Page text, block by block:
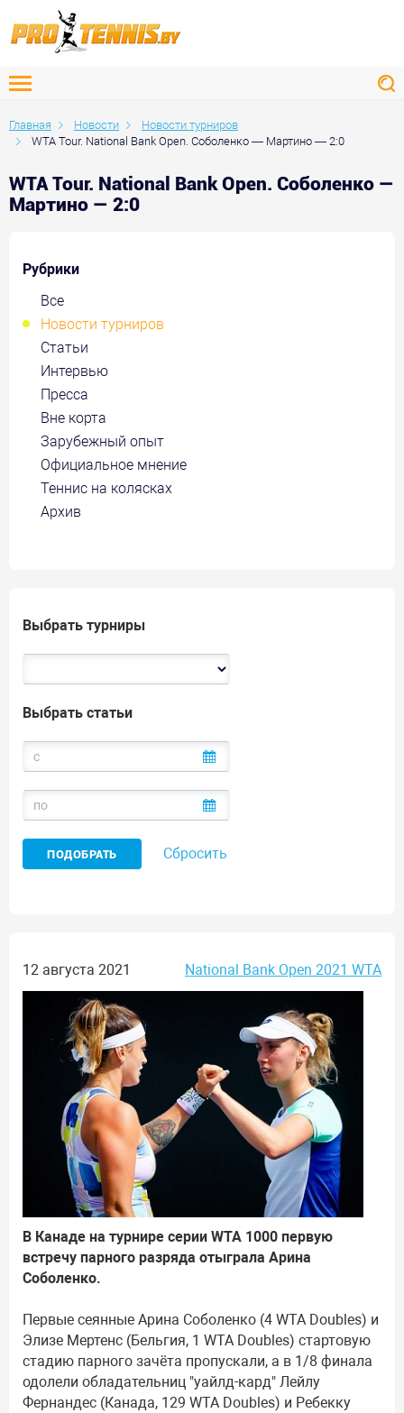
Главная Новости
Новости турниров
WTA Tour. National Bank Open. Соболенко — Мартино — 2:0
WTA Tour. National Bank Open. Соболенко —
Мартино — 2:0
Рубрики
Все
Новости турниров
Статьи
Интервью
Пресса
Вне корта
Зарубежный опыт
Официальное мнение
Теннис на колясках
Архив
Выбрать турниры
Выбрать статьи
Сбросить
12 августа 2021 National Bank Open 2021 WTA
В Канаде на турнире серии WTA 1000 первую
встречу парного разряда отыграла Арина
Соболенко.
Первые сеянные Арина Соболенко (4 WTA Doubles) и
Элизе Мертенс (Бельгия, 1 WTA Doubles) стартовую
стадию парного зачёта пропускали, а в 1/8 финала
одолели обладательниц "уайлд-кард" Лейлу
Фернандес (Канада, 129 WTA Doubles) и Ребекку